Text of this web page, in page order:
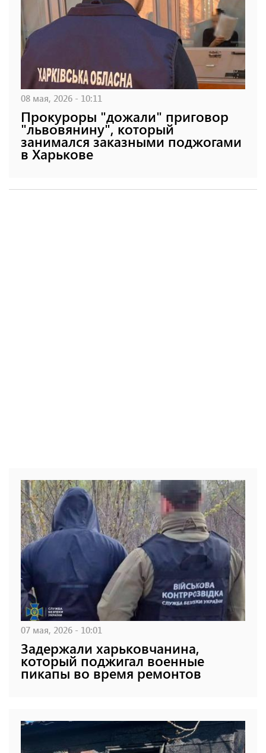
08 мая, 2026 - 10:11
Прокуроры "дожали" приговор
"львовянину", который
занимался заказными поджогами
в Харькове
07 мая, 2026 - 10:01
Задержали харьковчанина,
который поджигал военные
пикапы во время ремонтов